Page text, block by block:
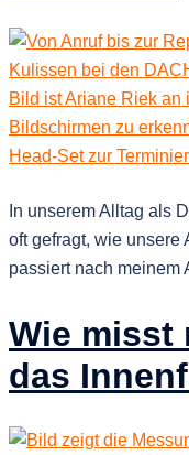
In unserem Alltag als
oft gefragt, wie unsere
passiert nach meinem
Wie misst
das